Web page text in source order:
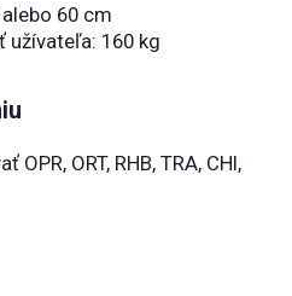
60 cm
užívateľa: 160 kg
ORT, RHB, TRA, CHI,